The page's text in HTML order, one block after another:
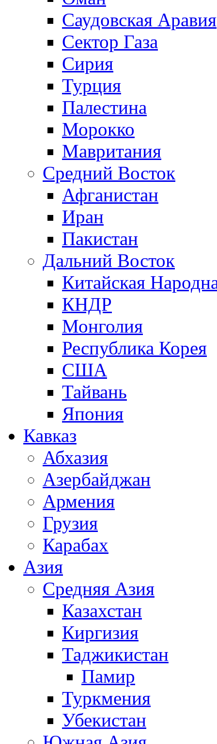
Саудовская Аравия
Сектор Газа
Сирия
Турция
Палестина
Морокко
Мавритания
Средний Восток
Афганистан
Иран
Пакистан
Дальний Восток
Китайская
КНДР
Монголия
Республика Корея
США
Тайвань
Япония
Кавказ
Абхазия
Азербайджан
Армения
Грузия
Карабах
Азия
Средняя Азия
Казахстан
Киргизия
Таджикистан
Памир
Туркмения
Убекистан